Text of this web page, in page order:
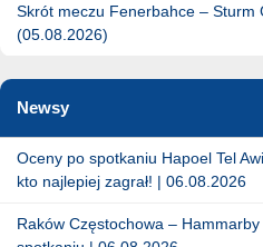
Skrót meczu Fenerbahce – Sturm
(05.08.2026)
Newsy
Oceny po spotkaniu Hapoel Tel
kto najlepiej zagrał! | 06.08.2026
Raków Częstochowa –